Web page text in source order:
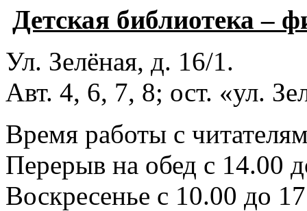
Детская библиотека –
Ул. Зелёная, д. 16/1.
Авт. 4, 6, 7, 8; ост. «ул.
Время работы с
Перерыв на обед с 14.00
Воскресенье с 10.00 до